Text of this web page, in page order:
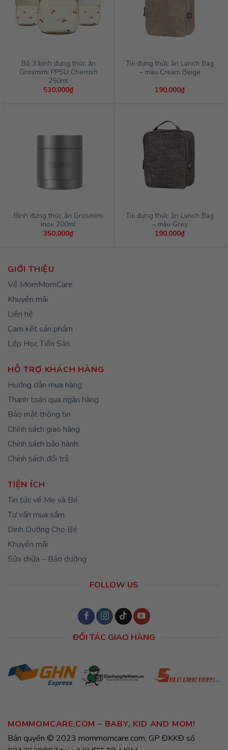
Bộ 3 bình đựng thức ăn
Grosmimi PPSU Cherrish
250ml
530,000₫
Túi đựng thức ăn Lunch Bag
– màu Cream Beige
190,000₫
Bình đựng thức ăn Grosmimi
Inox 200ml
350,000₫
Túi đựng thức ăn Lunch Bag
– màu Grey
190,000₫
GIỚI THIỆU
Về MomMomCare
Khuyến mãi
Liên hệ
Cam kết sản phẩm
Lớp Học Tiền Sản
HỖ TRỢ KHÁCH HÀNG
Hướng dẫn mua hàng
Thanh toán qua ngân hàng
Bảo mật thông tin
Chính sách giao hàng
Chính sách bảo hành
Chính sách đổi trả
TIỆN ÍCH
Tin tức về Mẹ và Bé
Tư vấn mua sắm
Dinh Dưỡng Cho Bé
Khuyến mãi
Sửa chữa – Bảo dưỡng
FOLLOW US
ĐỐI TÁC GIAO HÀNG
MOMMOMCARE.COM – BABY, KID AND MOM!
Bản quyền © 2023 mommomcare.com, GP ĐKKĐ số